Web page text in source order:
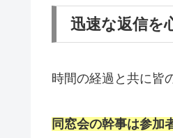
迅速な返信を
時間の経過と共に皆
同窓会の幹事は参加